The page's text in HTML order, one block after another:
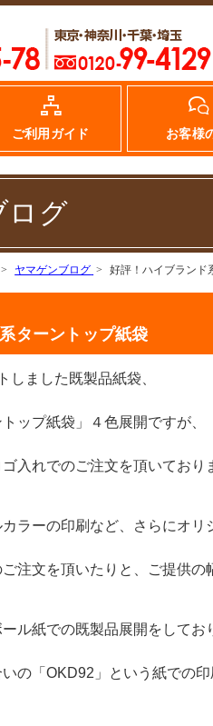
ご利用ガイド お客様
ログ
ヤマゲンブログ 好評！ハイブランド
ターントップ紙袋
しました既製品紙袋、
ップ紙袋」４色展開ですが、
入れでのご注文を頂いており
ラーの印刷など、さらにオリ
注文を頂いたりと、ご提供の
ル紙での既製品展開をしてお
の「OKD92」という紙での印